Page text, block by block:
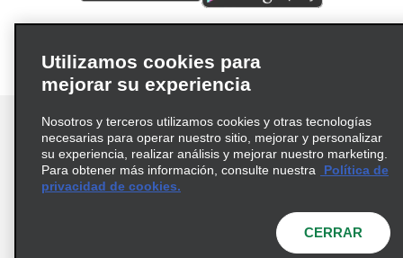
Términos de uso
Política de privacidad
© 2026 Enterprise Holdings, Inc. Todos los derechos
Utilizamos cookies para
mejorar su experiencia
Nosotros y terceros utilizamos cookies y otras tecnologías
necesarias para operar nuestro sitio, mejorar y personalizar
su experiencia, realizar análisis y mejorar nuestro marketing.
Para obtener más información, consulte nuestra
Política de
privacidad de cookies.
CERRAR